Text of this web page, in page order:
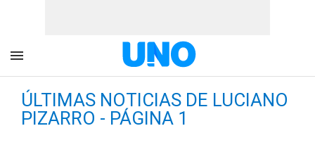
ÚLTIMAS NOTICIAS DE LUCIANO
PIZARRO - PÁGINA 1